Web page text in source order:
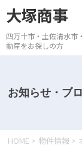
大塚商事
四万十市・土佐清水市
動産をお探しの方
お知らせ・ブ
HOME > 物件情報 >